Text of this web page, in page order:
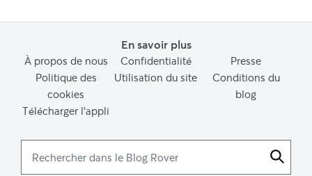
En savoir plus
À propos de nous Confidentialité
Presse
Politique des
cookies
Utilisation du site
Conditions du
blog
Télécharger l’appli
dans